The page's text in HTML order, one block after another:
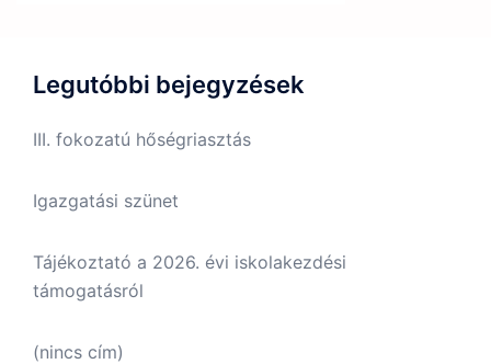
Legutóbbi bejegyzések
III. fokozatú hőségriasztás
Igazgatási szünet
Tájékoztató a 2026. évi iskolakezdési
támogatásról
(nincs cím)